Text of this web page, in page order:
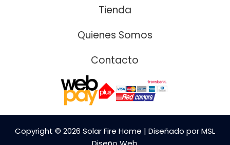
Tienda
Quienes Somos
Contacto
Copyright © 2026 Solar Fire Home | Diseñado por MSL